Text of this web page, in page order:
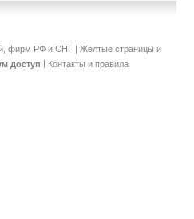
фирм РФ и СНГ | Желтые страницы и
доступ | Контакты и правила